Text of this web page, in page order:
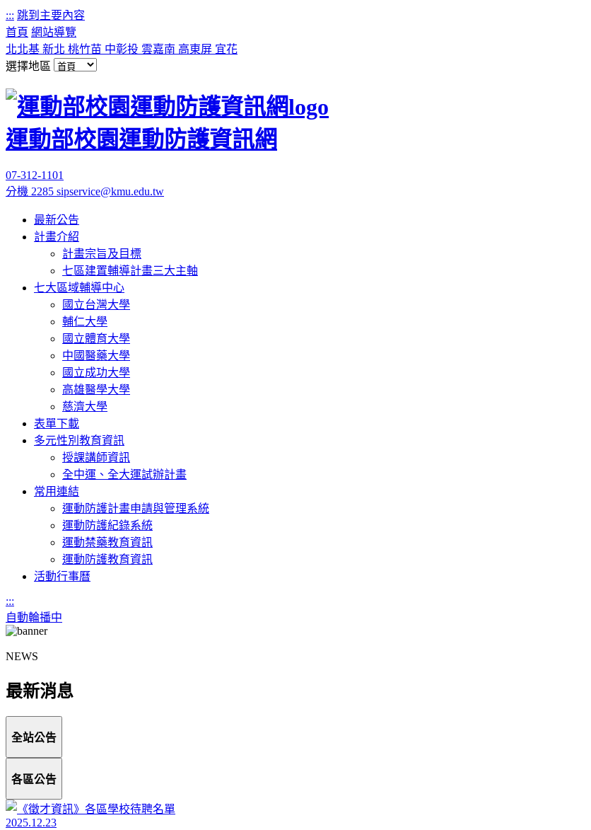
::: 跳到主要內容
首頁 網站導覽
北北基 新北 桃竹苗 中彰投 雲嘉南 高東屏 宜花
選擇地區
運動部校園運動防護資訊網
07-312-1101
分機 2285 sipservice@kmu.edu.tw
最新公告
計畫介紹
計畫宗旨及目標
七區建置輔導計畫三大主軸
七大區域輔導中心
國立台灣大學
輔仁大學
國立體育大學
中國醫藥大學
國立成功大學
高雄醫學大學
慈濟大學
表單下載
多元性別教育資訊
授課講師資訊
全中運、全大運試辦計畫
常用連結
運動防護計畫申請與管理系統
運動防護紀錄系統
運動禁藥教育資訊
運動防護教育資訊
活動行事曆
:::
自動輪播中
NEWS
最新消息
全站公告
各區公告
2025.12.23